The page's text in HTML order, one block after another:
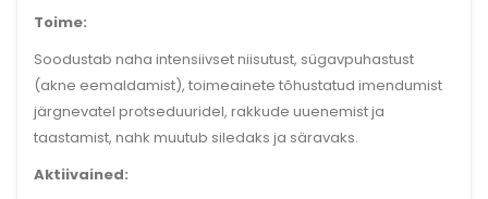
Toime:
Soodustab naha intensiivset niisutust, sügavpuhastust
(akne eemaldamist), toimeainete tõhustatud imendumist
järgnevatel protseduuridel, rakkude uuenemist ja
taastamist, nahk muutub siledaks ja säravaks.
Aktiivained: